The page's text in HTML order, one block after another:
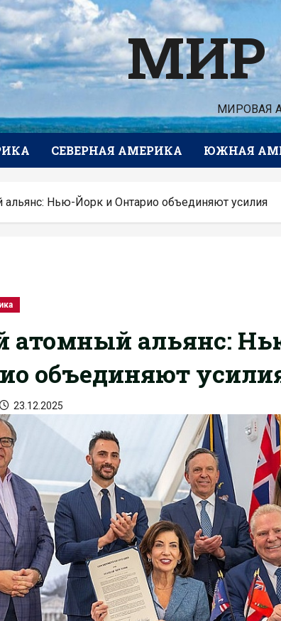
МИР
МИРОВАЯ
СЕВЕРНАЯ АМЕРИКА ЮЖНАЯ
Нью-Йорк и Онтарио объединяют усилия
атомный альянс:
объединяют
23.12.2025